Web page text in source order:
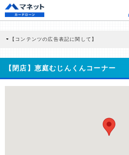
【コンテンツの広告表記に関して】
商品を根拠なくPRするものではなく、当編集部
どに基づき、公平性を担保した情報提供を行って
>提携企業一覧
【閉店】恵庭むじんくんコーナー